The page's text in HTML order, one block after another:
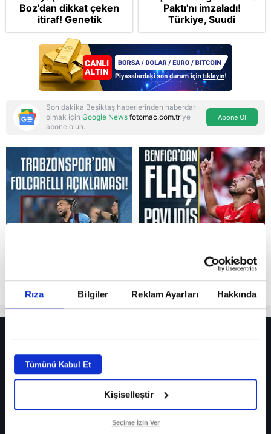
Rıza Bilgiler Reklam Ayarları Hakkında
Tümünü Kabul Et
Kişiselleştir
Seçime İzin Ver
Reddet
Boz'dan dikkat çeken
itiraf! Genetik
korkusunu açıkladı
Paktı'nı imzaladı!
Türkiye, Suudi
Arabistan ve
Pakistan'dan stratejik
güvenlik adımı:
Anlaşmanın tüm
detayları
Son dakika Beşiktaş haberlerinden haberdar
olmak için Google News fotomac.com.tr'ye
abone olun.
Abone Ol
Fenerbahçe’de sürpriz ayrılık ihtimali! Devre arasında gelmişti
Fenerbahçe’nin yeni transferi Mason Greenwood için olay sözler!
Galatasaray’da rota yeniden Thiago Almada!